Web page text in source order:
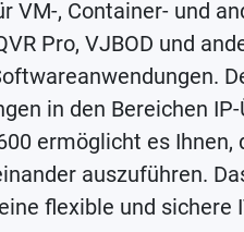
, Container- und
Pro, VJBOD und
in den Bereichen IP-
ermöglicht es Ihnen,
auszuführen.
flexible und sichere